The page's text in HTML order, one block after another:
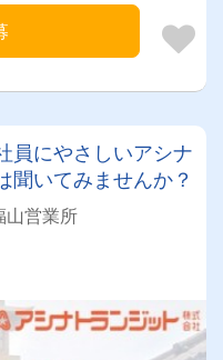
員にやさしいアシナ
聞いてみませんか？
山営業所